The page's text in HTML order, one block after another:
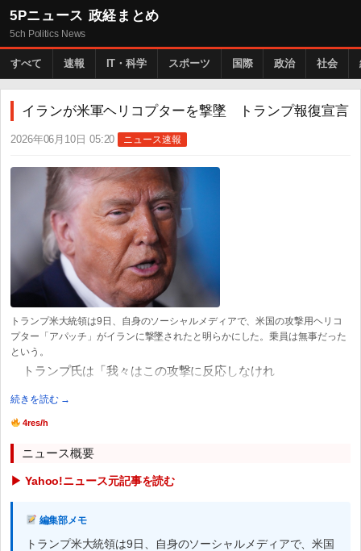
5Pニュース 政経まとめ
5ch Politics News
すべて 速報 IT・科学 スポーツ 国際 政治 社会
イランが米軍ヘリコプターを撃墜 トランプ報復宣言
2026年06月10日 05:20 ニュース速報
トランプ米大統領は9日、自身のソーシャルメディアで、米国の攻撃用ヘリコ
プター「アパッチ」がイランに撃墜されたと明らかにした。乗員は無事だった
という。
トランプ氏は「我々はこの攻撃に反応しなけれ
続きを読む →
4res/h
ニュース概要
▶ Yahoo!ニュース元記事を読む
編集部メモ
トランプ米大統領は9日、自身のソーシャルメディアで、米国